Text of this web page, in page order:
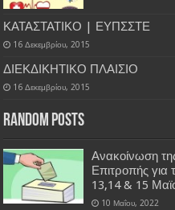
ΚΑΤΑΣΤΑΤΙΚΟ | ΕΥΠΣΣΤΕ
16 Δεκεμβρίου, 2015
ΔΙΕΚΔΙΚΗΤΙΚΟ ΠΛΑΙΣΙΟ
16 Δεκεμβρίου, 2015
Random Posts
Ανακοίνωση
Επιτροπής για
13,14 & 15
10 Μαΐου, 2022